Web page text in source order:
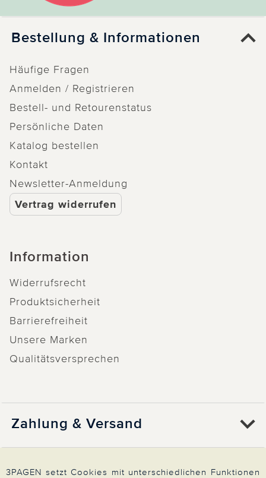
Bestellung & Informationen
Häufige Fragen
Anmelden / Registrieren
Bestell- und Retourenstatus
Persönliche Daten
Katalog bestellen
Kontakt
Newsletter-Anmeldung
Vertrag widerrufen
Information
Widerrufsrecht
Produktsicherheit
Barrierefreiheit
Unsere Marken
Qualitätsversprechen
Zahlung & Versand
Über 3PAGEN
3PAGEN setzt Cookies mit unterschiedlichen Funktionen